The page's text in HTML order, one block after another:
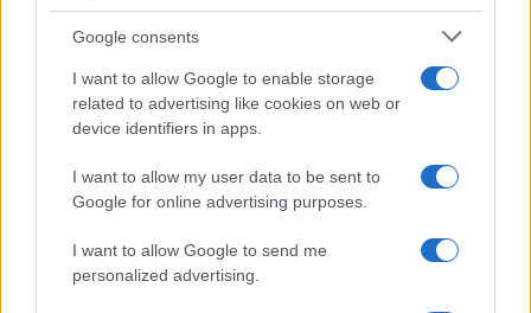
Google consents
I want to allow Google to enable storage
related to advertising like cookies on web or
device identifiers in apps.
I want to allow my user data to be sent to
Google for online advertising purposes.
I want to allow Google to send me
personalized advertising.
προθεσμίες και αιτήσεις